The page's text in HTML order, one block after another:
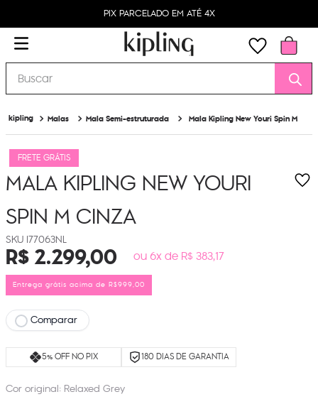
PIX PARCELADO EM ATÉ 4X
Buscar
Malas Mala Semi-estruturada Mala Kipling New Youri Spin M
FRETE GRÁTIS
MALA KIPLING NEW YOURI
SPIN M CINZA
I77063NL
R$2.299,00 ou 6x de R$ 383,17
Entrega grátis acima de R$999,00
Comparar
5% OFF NO PIX 180 DIAS DE GARANTIA
Cor original: Relaxed Grey